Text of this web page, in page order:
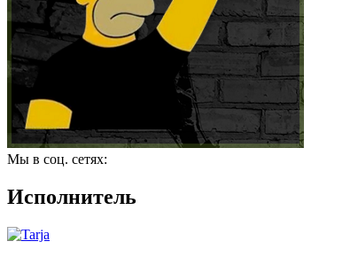
Мы в соц. сетях:
Исполнитель